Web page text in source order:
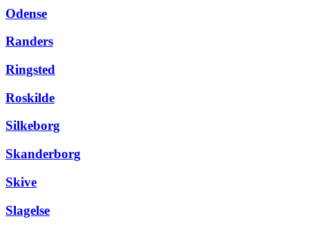
Odense
Randers
Ringsted
Roskilde
Silkeborg
Skanderborg
Skive
Slagelse